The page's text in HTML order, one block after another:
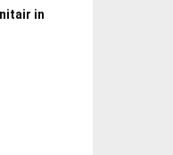
in